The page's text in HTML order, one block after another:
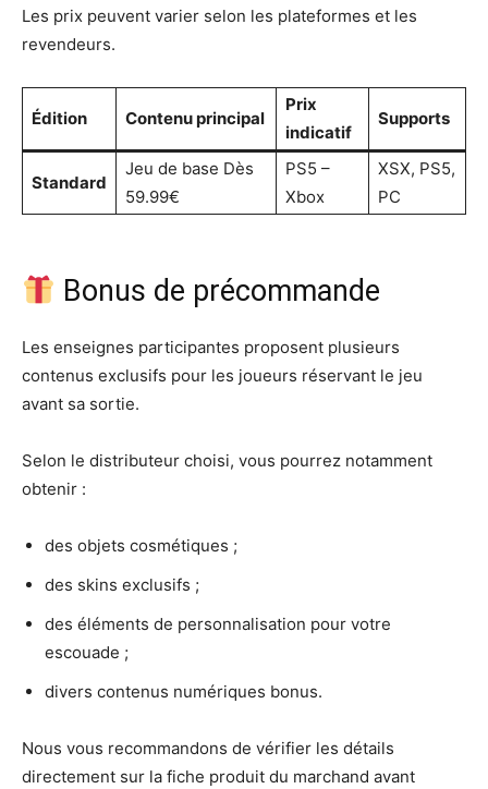
Les prix peuvent varier selon les plateformes et les
revendeurs.
Édition Contenu principal
Prix
indicatif
Supports
Standard
Jeu de base Dès
59.99€
PS5 –
Xbox
XSX, PS5,
PC
Bonus de précommande
Les enseignes participantes proposent plusieurs
contenus exclusifs pour les joueurs réservant le jeu
avant sa sortie.
Selon le distributeur choisi, vous pourrez notamment
obtenir :
des objets cosmétiques ;
des skins exclusifs ;
des éléments de personnalisation pour votre
escouade ;
divers contenus numériques bonus.
Nous vous recommandons de vérifier les détails
directement sur la fiche produit du marchand avant